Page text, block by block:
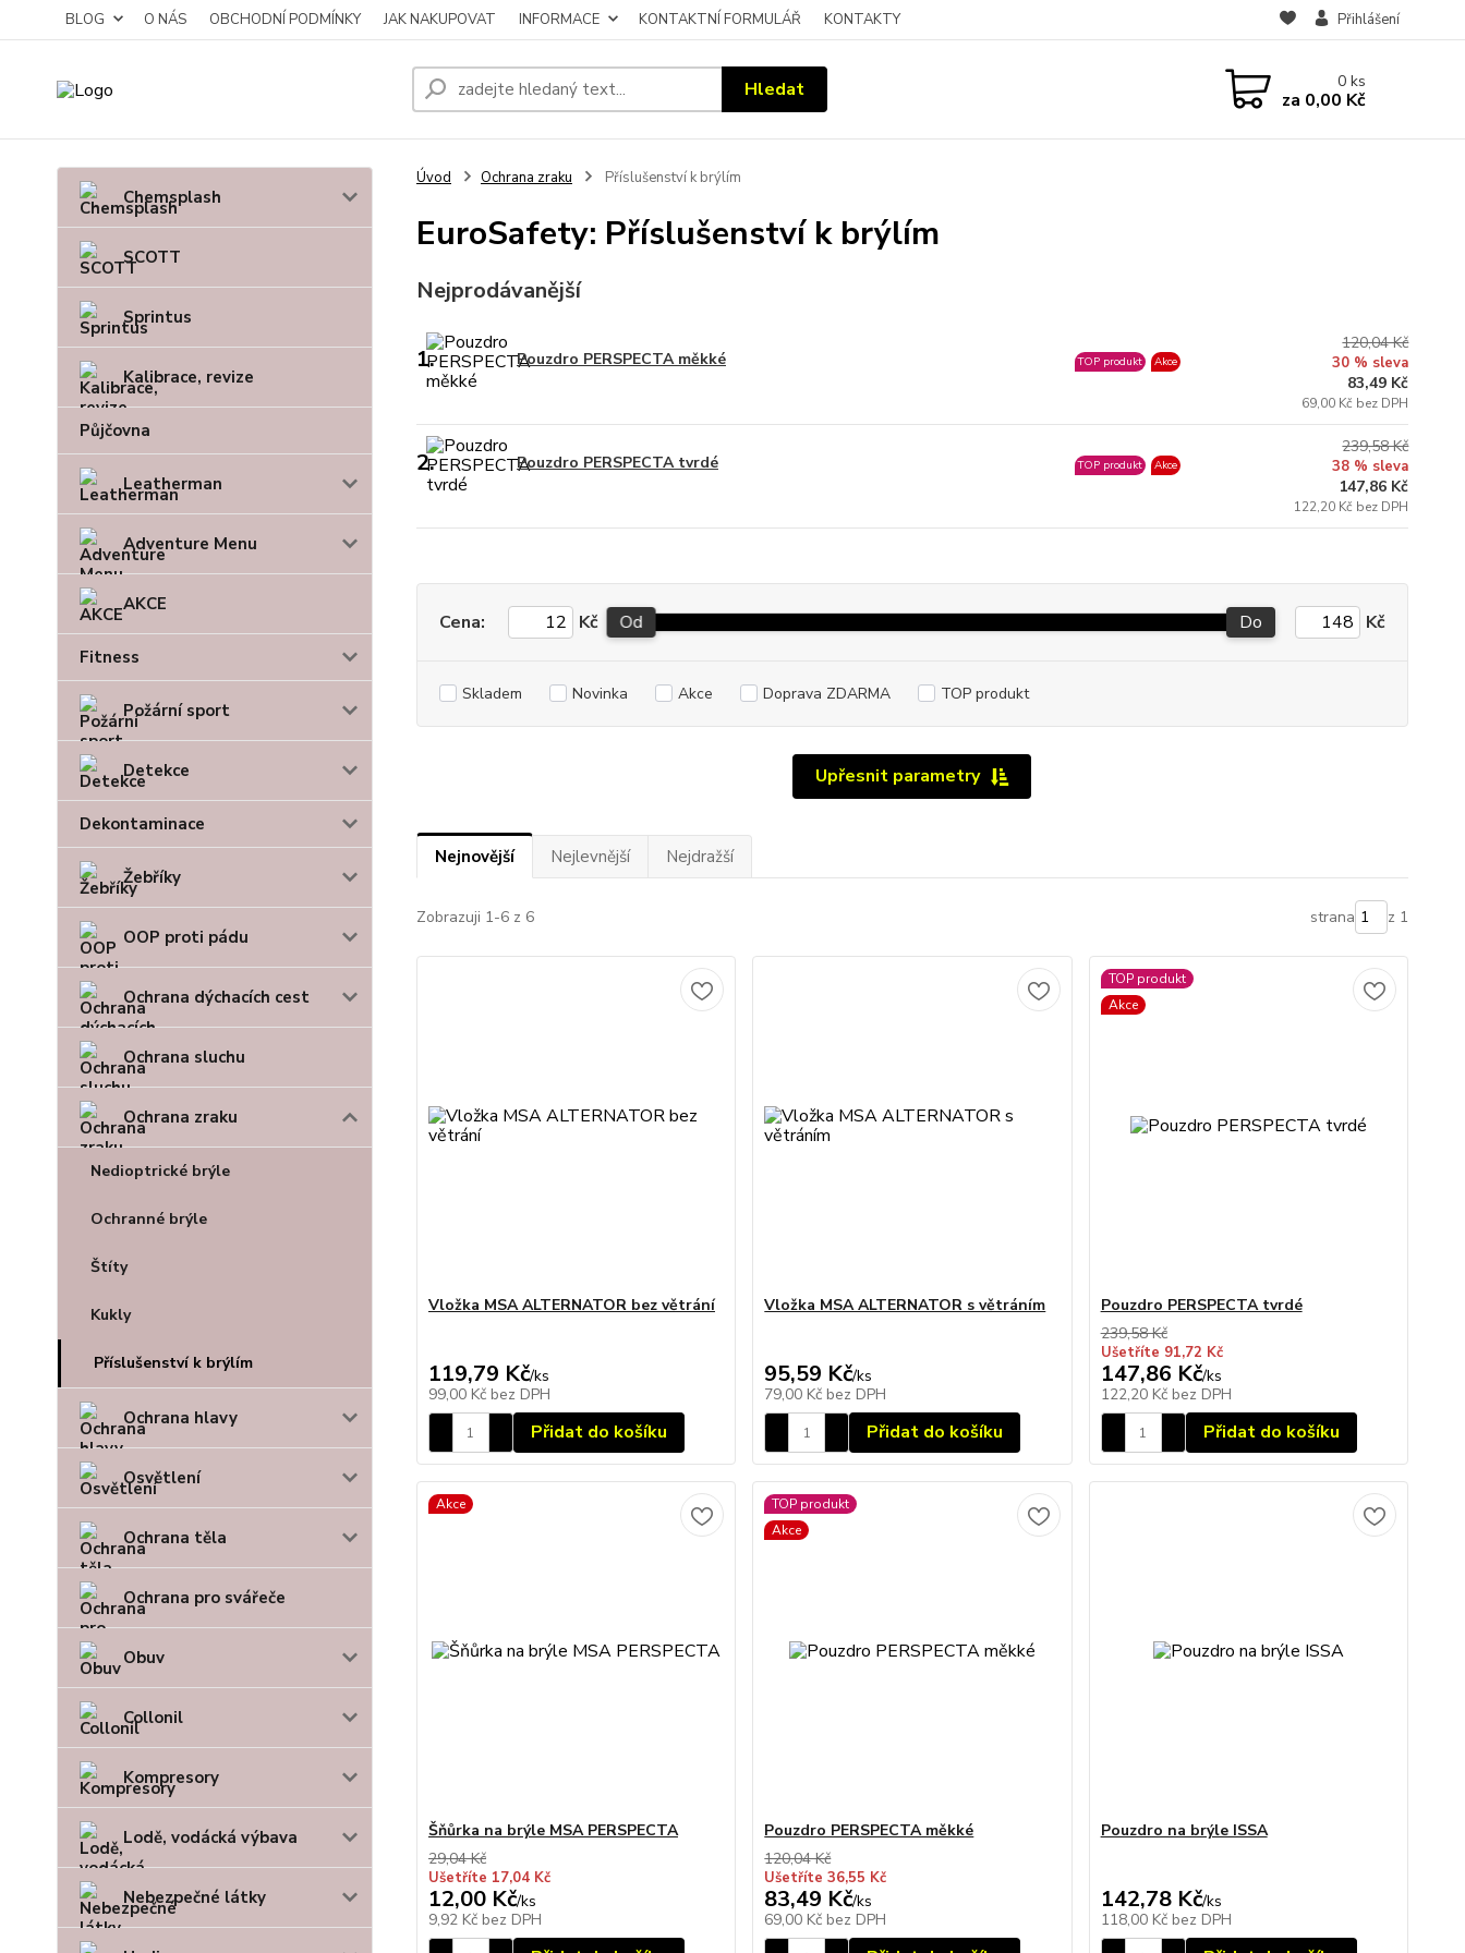
BLOG O NÁS OBCHODNÍ PODMÍNKY JAK NAKUPOVAT INFORMACE KONTAKTNÍ FORMULÁŘ KONTAKTY Přihlášení
Hledat 0ks
za 0,00 Kč
Chemsplash
SCOTT
Sprintus
Kalibrace, revize
Půjčovna
Leatherman
Adventure Menu
AKCE
Fitness
Požární sport
Detekce
Dekontaminace
Žebříky
OOP proti pádu
Ochrana dýchacích cest
Ochrana sluchu
Ochrana zraku
Nedioptrické brýle
Ochranné brýle
Štíty
Kukly
Příslušenství k brýlím
Ochrana hlavy
Osvětlení
Ochrana těla
Ochrana pro svářeče
Obuv
Collonil
Kompresory
Lodě, vodácká výbava
Nebezpečné látky
Úvod Ochrana zraku Příslušenství k brýlím
EuroSafety: Příslušenství k brýlím
Nejprodávanější
1. Pouzdro PERSPECTA měkké TOP produkt Akce
120,04 Kč
30 % sleva
83,49 Kč
69,00 Kč bez DPH
2. Pouzdro PERSPECTA tvrdé TOP produkt Akce
239,58 Kč
38 % sleva
147,86 Kč
122,20 Kč bez DPH
Upřesnit parametry
Cena: Kč Od Do Kč
Skladem Novinka Akce Doprava ZDARMA TOP produkt
Nejnovější Nejlevnější Nejdražší
Zobrazuji 1-6 z 6 strana z 1
Vložka MSA ALTERNATOR bez větrání
119,79 Kč/ks
99,00 Kč bez DPH
Přidat do košíku
Vložka MSA ALTERNATOR s větráním
95,59 Kč/ks
79,00 Kč bez DPH
Přidat do košíku
TOP produkt
Akce
Pouzdro PERSPECTA tvrdé
239,58 Kč
Ušetříte 91,72 Kč
147,86 Kč/ks
122,20 Kč bez DPH
Přidat do košíku
Akce
Šňůrka na brýle MSA PERSPECTA
29,04 Kč
Ušetříte 17,04 Kč
12,00 Kč/ks
9,92 Kč bez DPH
TOP produkt
Akce
Pouzdro PERSPECTA měkké
120,04 Kč
Ušetříte 36,55 Kč
83,49 Kč/ks
69,00 Kč bez DPH
Pouzdro na brýle ISSA
142,78 Kč/ks
118,00 Kč bez DPH